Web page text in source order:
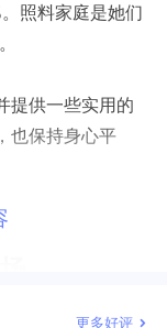
照料家庭是她们
提供一些实用的
也保持身心平
更多好评